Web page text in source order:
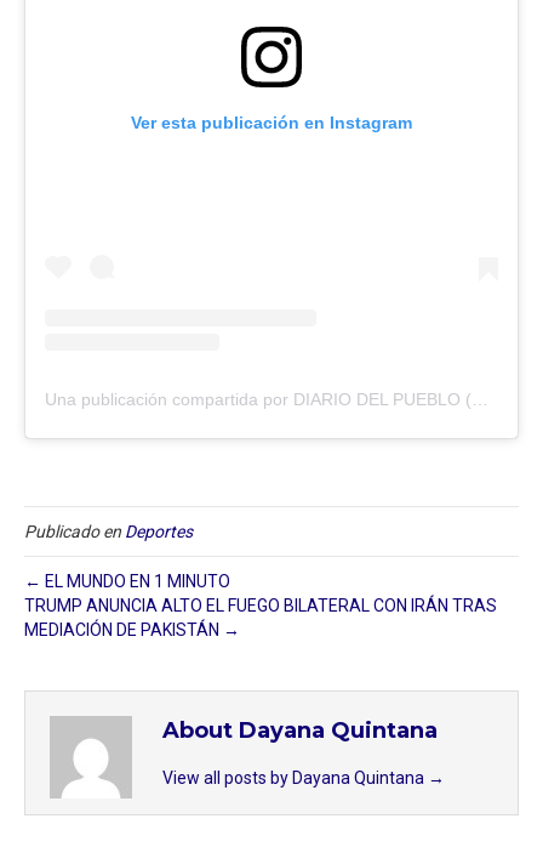
Ver esta publicación en Instagram
Publicado en Deportes
← EL MUNDO EN 1 MINUTO
TRUMP ANUNCIA ALTO EL FUEGO BILATERAL CON IRÁN TRAS
MEDIACIÓN DE PAKISTÁN →
About Dayana Quintana
View all posts by Dayana Quintana →